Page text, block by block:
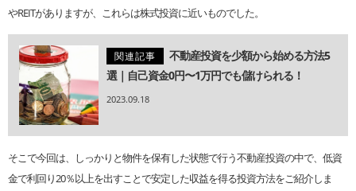
やREITがありますが、これらは株式投資に近いものでした。
関連記事
不動産投資を少額から始める方法5
選｜自己資金0円〜1万円でも儲けられる！
2023.09.18
そこで今回は、しっかりと物件を保有した状態で行う不動産投資の中で、低資
金で利回り20％以上を出すことで安定した収益を得る投資方法をご紹介しま